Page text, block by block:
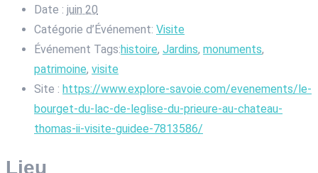
Date : juin 20
Catégorie d’Événement: Visite
Événement Tags:histoire, Jardins, monuments,
patrimoine, visite
Site : https://www.explore-savoie.com/evenements/le-
bourget-du-lac-de-leglise-du-prieure-au-chateau-
thomas-ii-visite-guidee-7813586/
Lieu